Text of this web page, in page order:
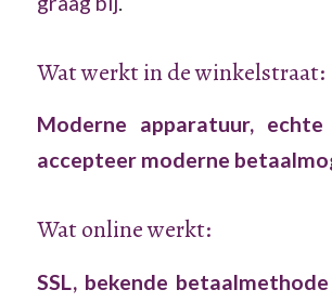
Wat werkt in de winkelstraat:
Moderne apparatuur, echte
accepteer moderne
Wat online werkt:
SSL, bekende